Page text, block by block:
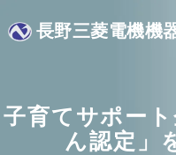
長野三菱電機機
子育てサポー
ん認定」